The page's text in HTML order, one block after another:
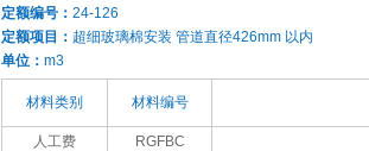
定额编号： 24-126
定额项目： 超细玻璃棉安装 管道直径426mm 以内
单位： m3
材料类别 材料编号
人工费 RGFBC